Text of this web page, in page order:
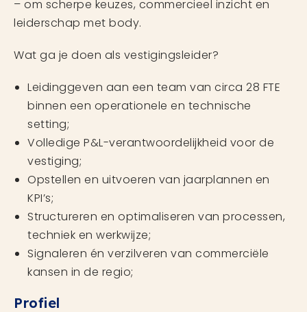
– om scherpe keuzes, commercieel inzicht en
leiderschap met body.
Wat ga je doen als vestigingsleider?
Leidinggeven aan een team van circa 28 FTE
binnen een operationele en technische
setting;
Volledige P&L-verantwoordelijkheid voor de
vestiging;
Opstellen en uitvoeren van jaarplannen en
KPI’s;
Structureren en optimaliseren van processen,
techniek en werkwijze;
Signaleren én verzilveren van commerciële
kansen in de regio;
Profiel